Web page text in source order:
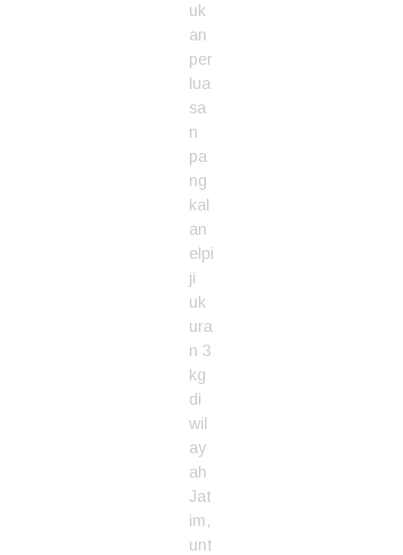
uk
an
per
lua
sa
n
pa
ng
kal
an
elpi
ji
uk
ura
n 3
kg
di
wil
ay
ah
Jat
im,
unt